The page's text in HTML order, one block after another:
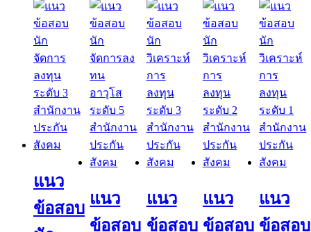
แนว
ข้อสอบ
แนว
ข้อสอบ
แนว
ข้อสอบ
แนว
ข้อสอบ
แนว
ข้อสอบ